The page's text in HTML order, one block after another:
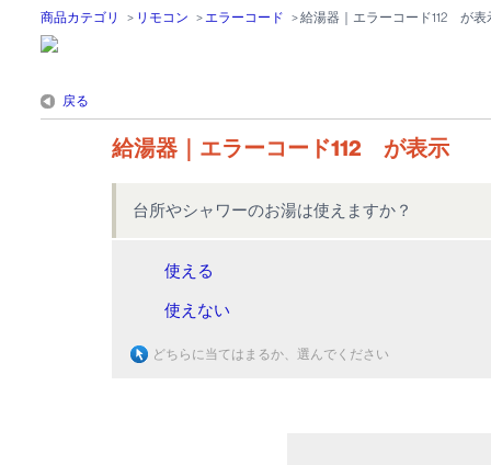
商品カテゴリ > リモコン >エラーコード >給湯器｜エラーコード112 が表
戻る
給湯器｜エラーコード112 が表示
台所やシャワーのお湯は使えますか？
使える
使えない
どちらに当てはまるか、選んでください